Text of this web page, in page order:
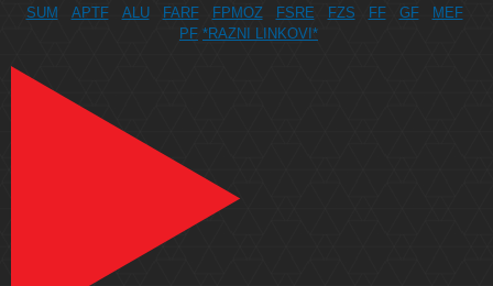
SUM APTF ALU FARF FPMOZ FSRE FZS FF GF
MEF
PF *RAZNI LINKOVI*